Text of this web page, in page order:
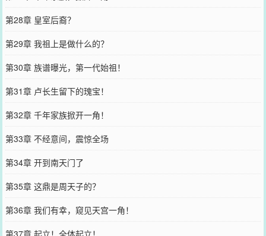
第28章 皇室后裔？
第29章 我祖上是做什么的？
第30章 族谱曝光，第一代始祖！
第31章 卢长生留下的瑰宝！
第32章 千年家族掀开一角！
第33章 不经意间，震惊全场
第34章 开到南天门了
第35章 这鼎是周天子的？
第36章 我们有幸，窥见天宫一角！
第37章 起立！全体起立！